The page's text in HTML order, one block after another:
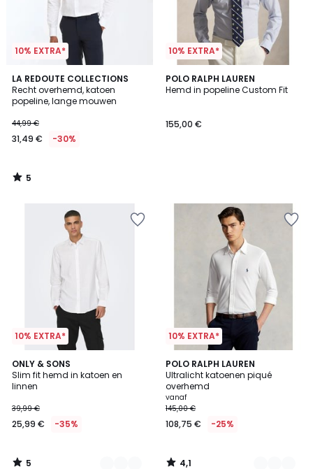
10% EXTRA*
LA REDOUTE COLLECTIONS
Recht overhemd, katoen
popeline, lange mouwen
44,99 €
31,49 € -30%
5
/
5
5
/
10% EXTRA*
POLO RALPH LAUREN
Hemd in popeline Custom Fit
155,00 €
10% EXTRA*
ONLY & SONS
Slim fit hemd in katoen en
linnen
39,99 €
25,99 € -35%
5
/
5
4
Kleuren
5
10% EXTRA*
POLO RALPH LAUREN
Ultralicht katoenen piqué
overhemd
vanaf
145,00 €
108,75 € -25%
4,1
/ 5
5
Kleuren
4,1